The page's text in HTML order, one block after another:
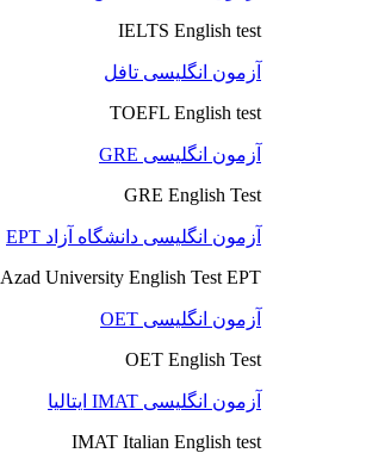
IELTS English test
آزمون انگلیسی تافل
TOEFL English test
آزمون انگلیسی GRE
GRE English Test
آزمون انگلیسی دانشگاه آزاد EPT
Azad University English Test EPT
آزمون انگلیسی OET
OET English Test
آزمون انگلیسی IMAT ایتالیا
IMAT Italian English test